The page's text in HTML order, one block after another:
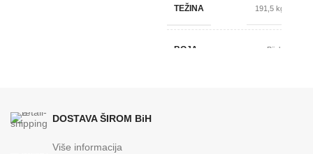
KAPACITET SPREMNIKA
TEŽINA 191,5 kg
BOJA Bijela
DOSTAVA ŠIROM BiH
Više informacija